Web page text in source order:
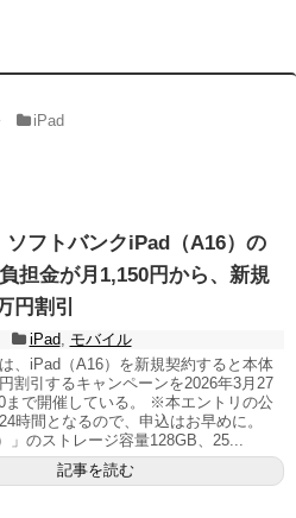
iPad
ソフトバンクiPad（A16）の
担金が月1,150円から、新規
円割引
iPad, モバイル
、iPad（A16）を新規契約すると本体
割引するキャンペーンを2026年3月27
まで開催している。 ※本エントリの公
時間となるので、申込はお早めに。
」のストレージ容量128GB、25...
記事を読む